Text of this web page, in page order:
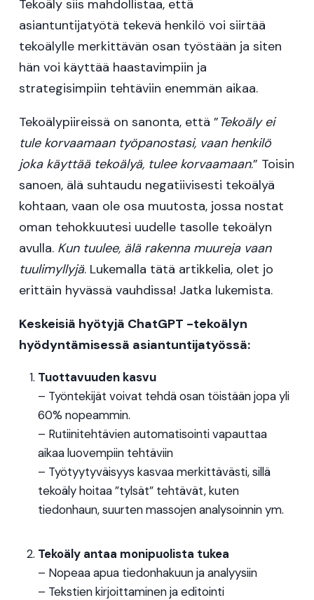
Tekoäly siis mahdollistaa, että
asiantuntijatyötä tekevä henkilö voi siirtää
tekoälylle merkittävän osan työstään ja siten
hän voi käyttää haastavimpiin ja
strategisimpiin tehtäviin enemmän aikaa.
Tekoälypiireissä on sanonta, että ”Tekoäly ei
tule korvaamaan työpanostasi, vaan henkilö
joka käyttää tekoälyä, tulee korvaamaan.” Toisin
sanoen, älä suhtaudu negatiivisesti tekoälyä
kohtaan, vaan ole osa muutosta, jossa nostat
oman tehokkuutesi uudelle tasolle tekoälyn
avulla. Kun tuulee, älä rakenna muureja vaan
tuulimyllyjä. Lukemalla tätä artikkelia, olet jo
erittäin hyvässä vauhdissa! Jatka lukemista.
Keskeisiä hyötyjä ChatGPT -tekoälyn
hyödyntämisessä asiantuntijatyössä:
Tuottavuuden kasvu
– Työntekijät voivat tehdä osan töistään jopa yli
60% nopeammin.
– Rutiinitehtävien automatisointi vapauttaa
aikaa luovempiin tehtäviin
– Työtyytyväisyys kasvaa merkittävästi, sillä
tekoäly hoitaa ”tylsät” tehtävät, kuten
tiedonhaun, suurten massojen analysoinnin ym.
Tekoäly antaa monipuolista tukea
– Nopeaa apua tiedonhakuun ja analyysiin
– Tekstien kirjoittaminen ja editointi